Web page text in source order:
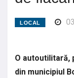
LOCAL
O autoutilitară,
din municipiul